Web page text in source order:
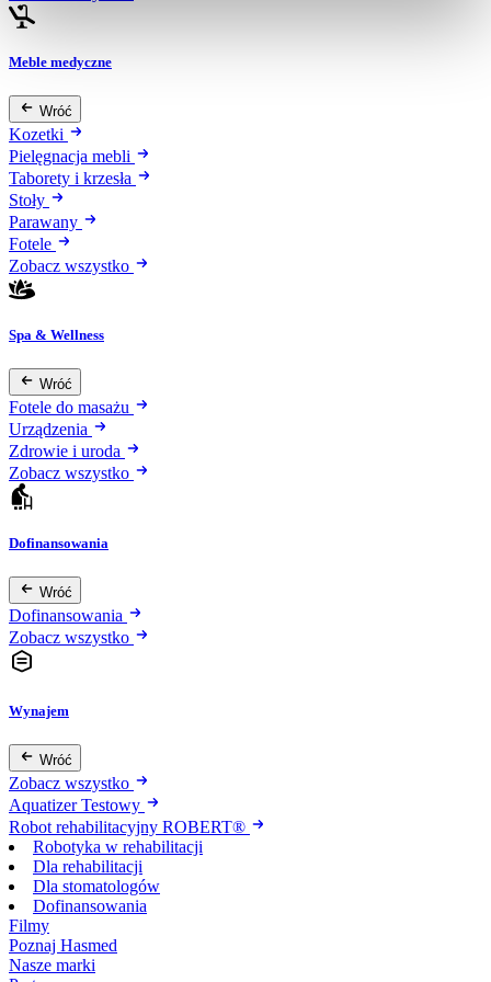
Meble medyczne
Wróć
Kozetki
Pielęgnacja mebli
Taborety i krzesła
Stoły
Parawany
Fotele
Zobacz wszystko
Spa & Wellness
Wróć
Fotele do masażu
Urządzenia
Zdrowie i uroda
Zobacz wszystko
Dofinansowania
Wróć
Dofinansowania
Zobacz wszystko
Wynajem
Wróć
Zobacz wszystko
Aquatizer Testowy
Robot rehabilitacyjny ROBERT®
Robotyka w rehabilitacji
Dla rehabilitacji
Dla stomatologów
Dofinansowania
Filmy
Poznaj Hasmed
Nasze marki